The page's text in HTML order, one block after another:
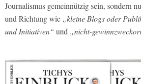
Journalismus gemeinnützig sein, sondern
und Richtung wie „kleine Blogs oder
und Initiativen“ und „nicht-